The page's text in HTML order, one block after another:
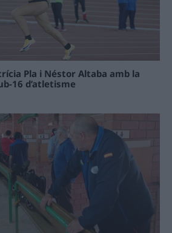
Pla i Néstor Altaba amb la
16 d’atletisme